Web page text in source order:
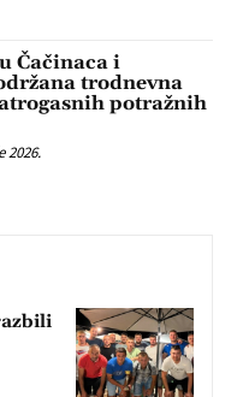
Čačinaca i
trodnevna
potražnih
2026.